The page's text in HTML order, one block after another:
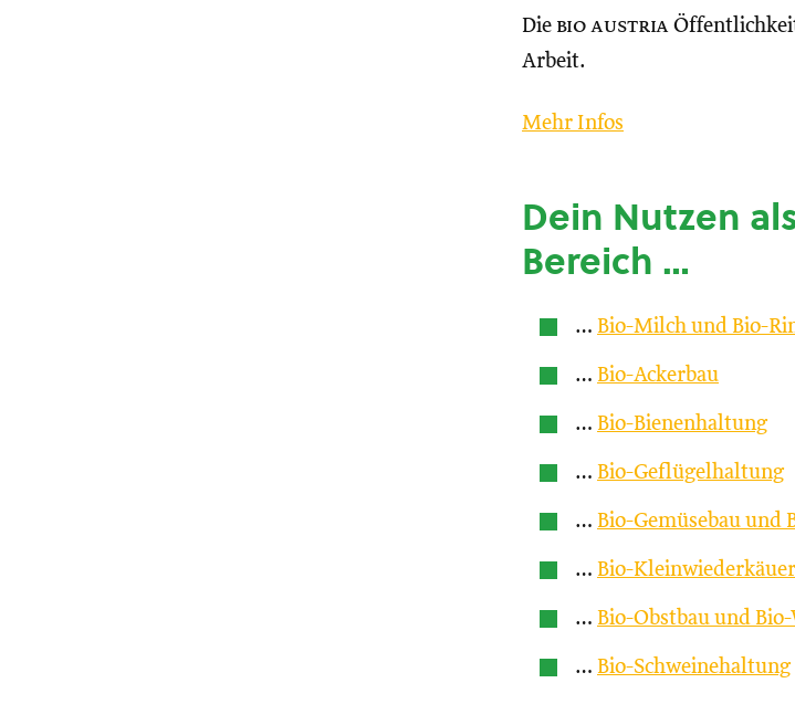
Die bio austria
Arbeit.
Mehr Infos
Dein Nutzen
Bereich …
… Bio-Milch und Bio-
… Bio-Ackerbau
… Bio-Bienenhaltung
… Bio-Geflügelhaltung
… Bio-Gemüsebau und
… Bio-
… Bio-Obstbau und
… Bio-Schweinehaltung